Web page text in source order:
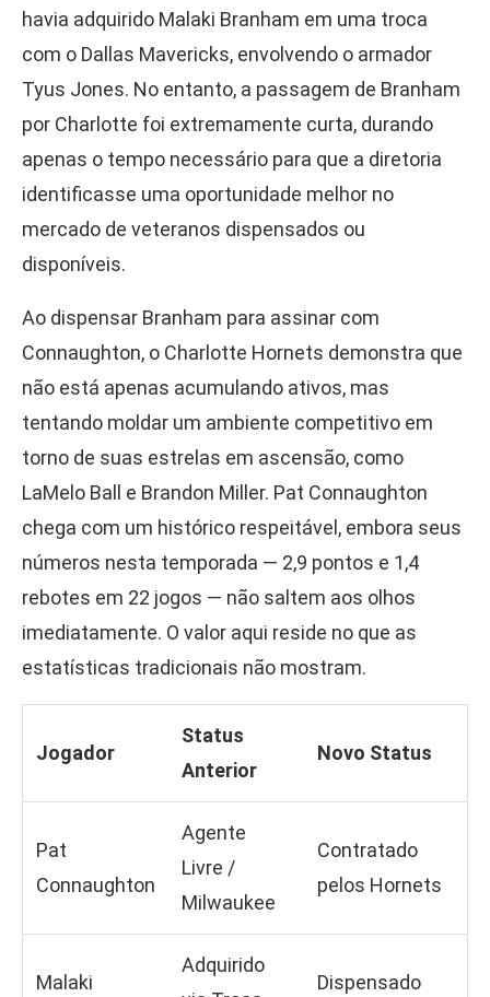
havia adquirido Malaki Branham em uma troca
com o Dallas Mavericks, envolvendo o armador
Tyus Jones. No entanto, a passagem de Branham
por Charlotte foi extremamente curta, durando
apenas o tempo necessário para que a diretoria
identificasse uma oportunidade melhor no
mercado de veteranos dispensados ou
disponíveis.
Ao dispensar Branham para assinar com
Connaughton, o Charlotte Hornets demonstra que
não está apenas acumulando ativos, mas
tentando moldar um ambiente competitivo em
torno de suas estrelas em ascensão, como
LaMelo Ball e Brandon Miller. Pat Connaughton
chega com um histórico respeitável, embora seus
números nesta temporada — 2,9 pontos e 1,4
rebotes em 22 jogos — não saltem aos olhos
imediatamente. O valor aqui reside no que as
estatísticas tradicionais não mostram.
Jogador
Status
Anterior
Novo Status
Pat
Connaughton
Agente
Livre /
Milwaukee
Contratado
pelos Hornets
Malaki
Adquirido
Dispensado